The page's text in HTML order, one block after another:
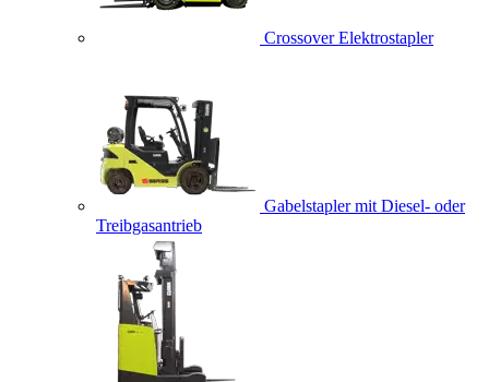
Crossover Elektrostapler
Gabelstapler mit Diesel- oder
Treibgasantrieb